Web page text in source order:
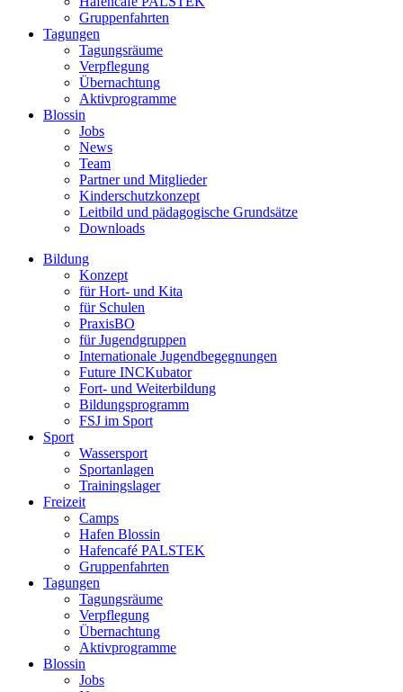
Gruppenfahrten
Tagungen
Tagungsräume
Verpflegung
Übernachtung
Aktivprogramme
Blossin
Jobs
News
Team
Partner und Mitglieder
Kinderschutzkonzept
Leitbild und pädagogische Grundsätze
Downloads
Bildung
Konzept
für Hort- und Kita
für Schulen
PraxisBO
für Jugendgruppen
Internationale Jugendbegegnungen
Future INCKubator
Fort- und Weiterbildung
Bildungsprogramm
FSJ im Sport
Sport
Wassersport
Sportanlagen
Trainingslager
Freizeit
Camps
Hafen Blossin
Hafencafé PALSTEK
Gruppenfahrten
Tagungen
Tagungsräume
Verpflegung
Übernachtung
Aktivprogramme
Blossin
Jobs